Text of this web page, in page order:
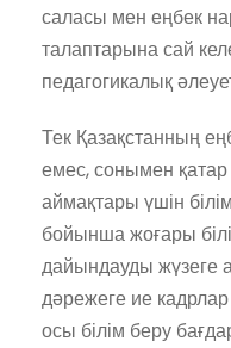
саласы мен еңбек
талаптарына сай
педагогикалық
Тек Қазақстанның
емес, сонымен
аймақтары үшін
бойынша жоғары
дайындауды жүзеге
дәрежеге ие
осы білім беру